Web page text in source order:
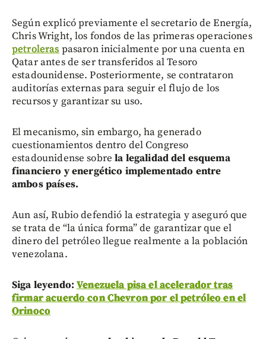
Según explicó previamente el secretario de Energía,
Chris Wright, los fondos de las primeras operaciones
petroleraspasaron inicialmente por una cuenta en
Qatar antes de ser transferidos al Tesoro
estadounidense. Posteriormente, se contrataron
auditorías externas para seguir el flujo de los
recursos y garantizar su uso.
El mecanismo, sin embargo, ha generado
cuestionamientos dentro del Congreso
estadounidense sobre la legalidad del esquema
financiero y energético implementado entre
ambos países.
Aun así, Rubio defendió la estrategia y aseguró que
se trata de “la única forma” de garantizar que el
dinero del petróleo llegue realmente a la población
venezolana.
Siga leyendo:Venezuela pisa el acelerador tras
firmar acuerdo con Chevron por el petróleo en el
Orinoco